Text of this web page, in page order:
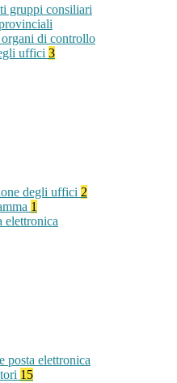
gruppi consiliari
di controllo
uffici 3
degli uffici 2
1
elettronica
posta elettronica
15